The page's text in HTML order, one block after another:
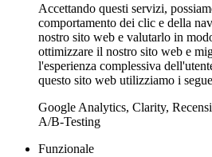
Accettando questi servizi,
comportamento dei clic e della
nostro sito web e valutarlo in
ottimizzare il nostro sito web e
l'esperienza complessiva
questo sito web utilizziamo i
Google Analytics, Clarity,
A/B-Testing
Funzionale